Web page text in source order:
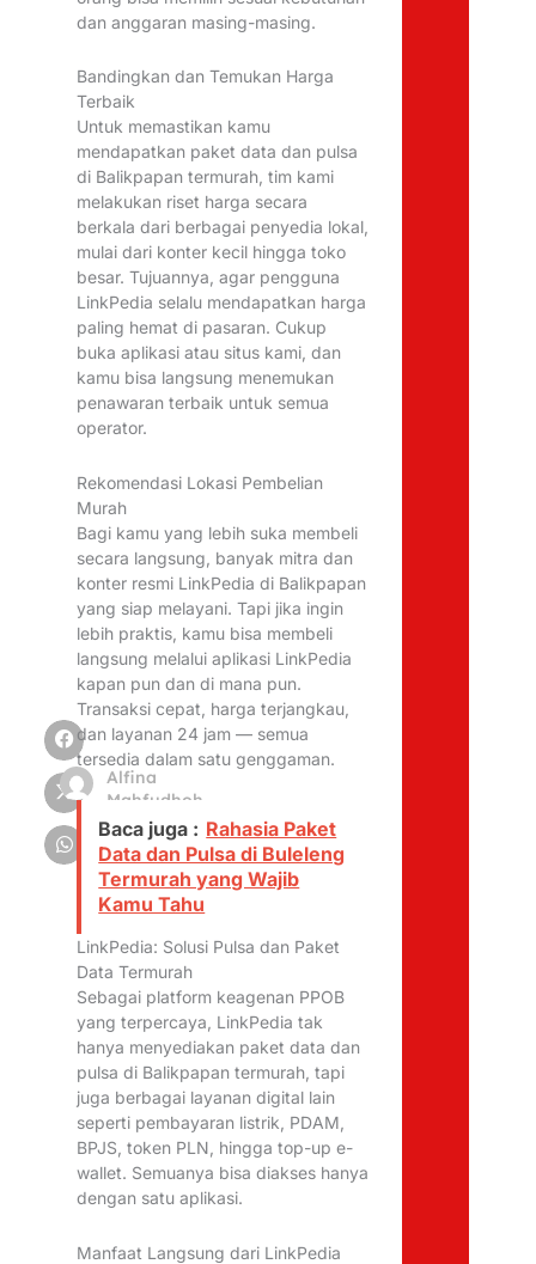
Alfina
Mahfudhoh
dan anggaran masing-masing.
Bandingkan dan Temukan Harga
Terbaik
Untuk memastikan kamu
mendapatkan paket data dan pulsa
di Balikpapan termurah, tim kami
melakukan riset harga secara
berkala dari berbagai penyedia lokal,
mulai dari konter kecil hingga toko
besar. Tujuannya, agar pengguna
LinkPedia selalu mendapatkan harga
paling hemat di pasaran. Cukup
buka aplikasi atau situs kami, dan
kamu bisa langsung menemukan
penawaran terbaik untuk semua
operator.
Rekomendasi Lokasi Pembelian
Murah
Bagi kamu yang lebih suka membeli
secara langsung, banyak mitra dan
konter resmi LinkPedia di Balikpapan
yang siap melayani. Tapi jika ingin
lebih praktis, kamu bisa membeli
langsung melalui aplikasi LinkPedia
kapan pun dan di mana pun.
Transaksi cepat, harga terjangkau,
dan layanan 24 jam — semua
tersedia dalam satu genggaman.
Baca juga : Rahasia Paket
Data dan Pulsa di Buleleng
Termurah yang Wajib
Kamu Tahu
LinkPedia: Solusi Pulsa dan Paket
Data Termurah
Sebagai platform keagenan PPOB
yang terpercaya, LinkPedia tak
hanya menyediakan paket data dan
pulsa di Balikpapan termurah, tapi
juga berbagai layanan digital lain
seperti pembayaran listrik, PDAM,
BPJS, token PLN, hingga top-up e-
wallet. Semuanya bisa diakses hanya
dengan satu aplikasi.
Manfaat Langsung dari LinkPedia